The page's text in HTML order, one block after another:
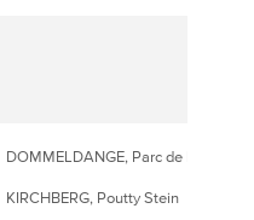
DOMMELDANGE, Parc de l'Europe
KIRCHBERG, Poutty Stein